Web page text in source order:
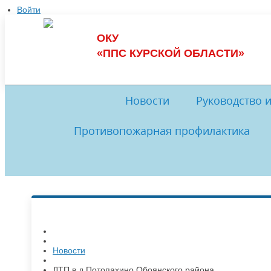
Войти
ОКУ
«ППС КУРСКОЙ ОБЛАСТИ»
Новости Руководство
Руководство
Обеспечение пожарной безопасности
Противопожарная профилактика
Новости